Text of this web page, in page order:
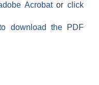
Acrobatorclick
download the PDF